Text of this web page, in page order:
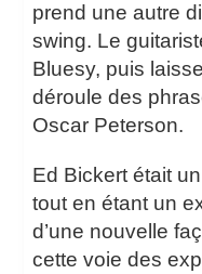
prend une autre
swing. Le
Bluesy, puis
déroule des
Oscar Peterson.
Ed Bickert était
tout en étant un
d’une nouvelle
cette voie des